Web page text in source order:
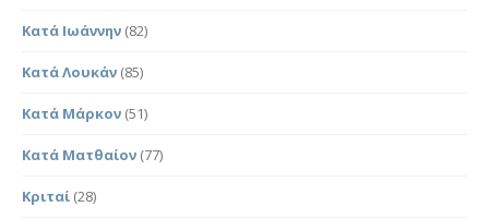
Κατά Ιωάννην (82)
Κατά Λουκάν (85)
Κατά Μάρκον (51)
Κατά Ματθαίον (77)
Κριταί (28)